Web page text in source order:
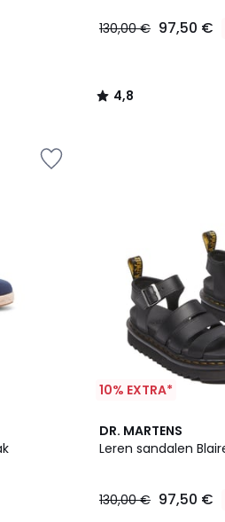
130,00 € 97,50 €
4,8
/
10% EXTRA*
DR. MARTENS
Leren sandalen
130,00 € 97,50 €
4,6
/ 5